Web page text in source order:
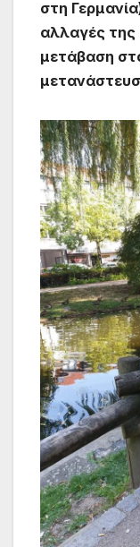
στη
αλλαγές της
μετάβαση